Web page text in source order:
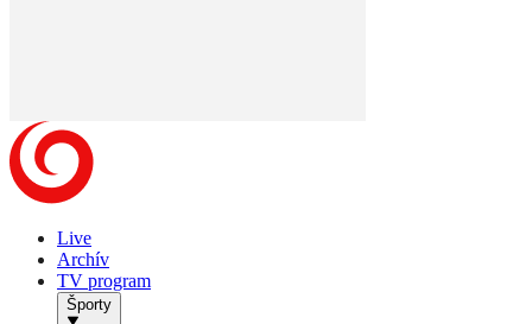
Live
Archív
TV program
Športy